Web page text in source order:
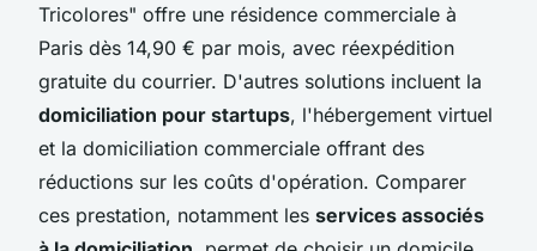
Tricolores" offre une résidence commerciale à
Paris dès 14,90 € par mois, avec réexpédition
gratuite du courrier. D'autres solutions incluent la
domiciliation pour startups, l'hébergement virtuel
et la domiciliation commerciale offrant des
réductions sur les coûts d'opération. Comparer
ces prestation, notamment les services associés